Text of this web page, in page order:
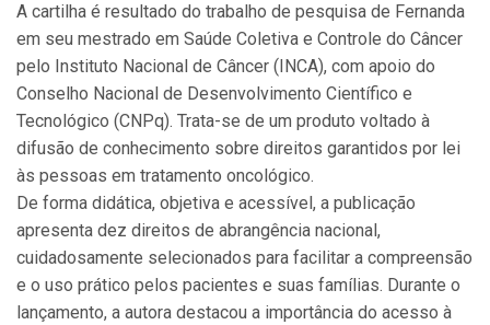
A cartilha é resultado do trabalho de pesquisa de Fernanda
em seu mestrado em Saúde Coletiva e Controle do Câncer
pelo Instituto Nacional de Câncer (INCA), com apoio do
Conselho Nacional de Desenvolvimento Científico e
Tecnológico (CNPq). Trata-se de um produto voltado à
difusão de conhecimento sobre direitos garantidos por lei
às pessoas em tratamento oncológico.
De forma didática, objetiva e acessível, a publicação
apresenta dez direitos de abrangência nacional,
cuidadosamente selecionados para facilitar a compreensão
e o uso prático pelos pacientes e suas famílias. Durante o
lançamento, a autora destacou a importância do acesso à